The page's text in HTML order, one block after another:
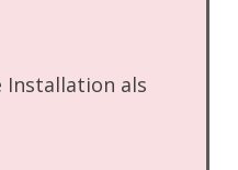
Installation als